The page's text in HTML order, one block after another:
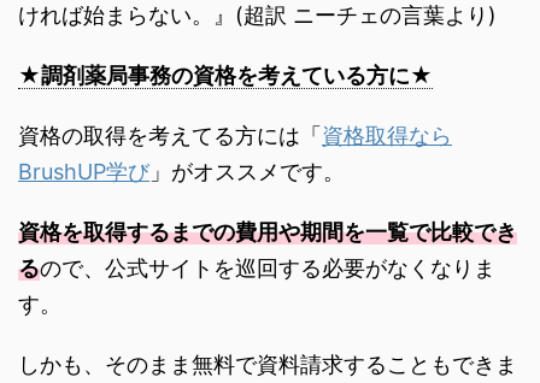
ければ始まらない。』(超訳 ニーチェの言葉より)
★調剤薬局事務の資格を考えている方に★
資格の取得を考えてる方には「 資格取得なら
BrushUP学び」がオススメです。
資格を取得するまでの費用や期間を一覧で比較でき
るので、公式サイトを巡回する必要がなくなりま
す。
しかも、そのまま無料で資料請求することもできま